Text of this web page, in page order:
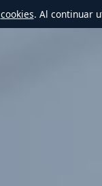
cookies. Al continuar